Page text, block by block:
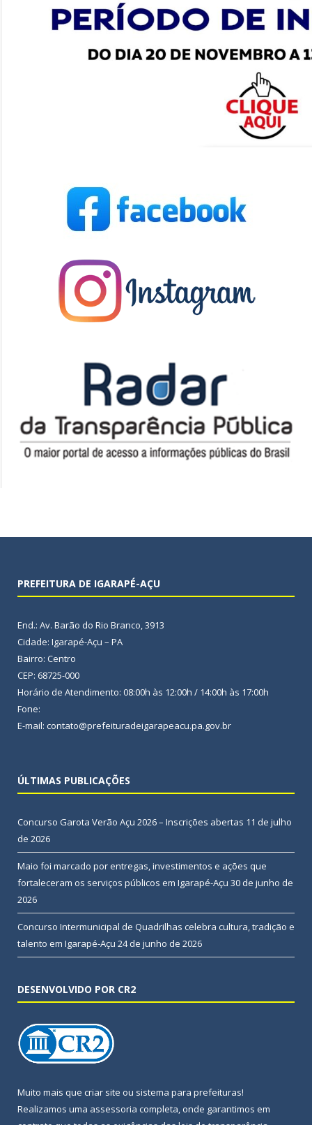
PREFEITURA DE IGARAPÉ-AÇU
End.: Av. Barão do Rio Branco, 3913
Cidade: Igarapé-Açu – PA
Bairro: Centro
CEP: 68725-000
Horário de Atendimento: 08:00h às 12:00h / 14:00h às 17:00h
Fone:
E-mail: contato@prefeituradeigarapeacu.pa.gov.br
ÚLTIMAS PUBLICAÇÕES
Concurso Garota Verão Açu 2026 – Inscrições abertas 11 de julho
de 2026
Maio foi marcado por entregas, investimentos e ações que
fortaleceram os serviços públicos em Igarapé-Açu 30 de junho de
2026
Concurso Intermunicipal de Quadrilhas celebra cultura, tradição e
talento em Igarapé-Açu 24 de junho de 2026
DESENVOLVIDO POR CR2
Muito mais que criar site ou sistema para prefeituras!
Realizamos uma assessoria completa, onde garantimos em